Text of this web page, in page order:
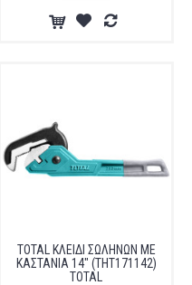
TOTAL ΚΛΕΙΔΙ ΣΩΛΗΝΩΝ ΜΕ
ΚΑΣΤΑΝΙΑ 14" (THT171142)
TOTAL